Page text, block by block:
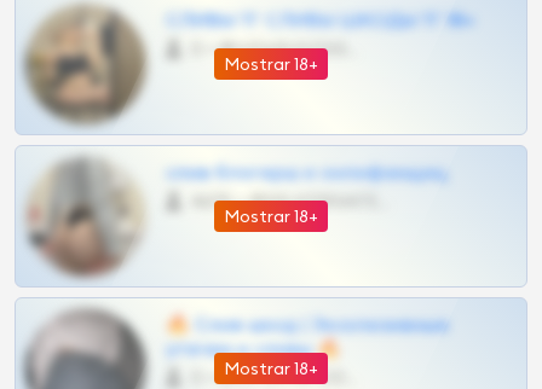
Mostrar 18+
СЛИВЫ ТГ СЛИВЫ ШКОДЫ ТГ 18+
0 •
Mostrar 18+
слив блогерш и онлифанщиц
4675 •
Mostrar 18+
🔥 Слив шкод | Эксклюзивные
утечки и сливы 🔥
0 •